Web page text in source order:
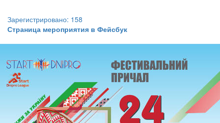
Зарегистрировано: 158
Страница мероприятия в Фейсбук